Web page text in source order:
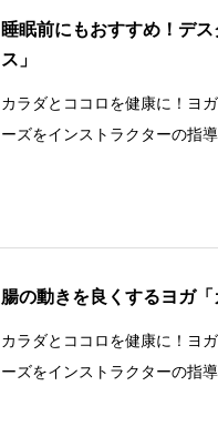
睡眠前にもおすすめ！デ
ス」
カラダとココロを健康に！ヨ
ーズをインストラクターの指
腸の動きを良くするヨガ「
カラダとココロを健康に！ヨ
ーズをインストラクターの指